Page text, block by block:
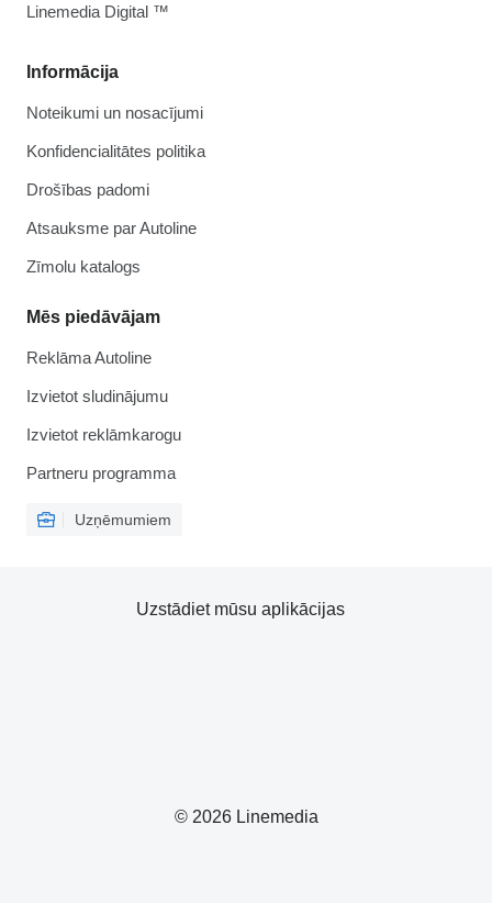
Informācija
Noteikumi un nosacījumi
Konfidencialitātes politika
Drošības padomi
Atsauksme par Autoline
Zīmolu katalogs
Mēs piedāvājam
Reklāma Autoline
Izvietot sludinājumu
Izvietot reklāmkarogu
Partneru programma
Uzņēmumiem
Linemedia Digital ™
© 2026 Linemedia
Uzstādiet mūsu aplikācijas